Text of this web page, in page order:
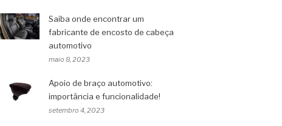
Saiba onde encontrar um
fabricante de encosto de cabeça
automotivo
maio 8, 2023
Apoio de braço automotivo:
importância e funcionalidade!
setembro 4, 2023